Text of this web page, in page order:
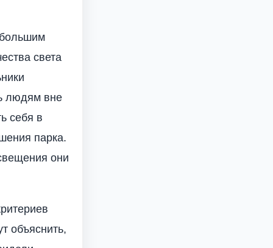
света
людям вне
себя в
парка.
они
объяснить,